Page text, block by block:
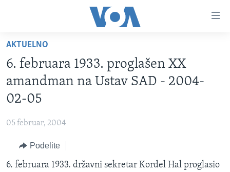
glavni
sadržaj
na
glavnu
Idi
pretragu
NASLOVNA
AMERIKA
GLOBALNE TEME
EKONOMIJA
NAUKA I TEHNOLOGIJA
TV PROGRAM
IZ AMERIKE
Learning English
PRATITE NAS
AKTUELNO
6. februara 1933. proglašen XX
amandman na Ustav SAD - 2004-
02-05
05 februar, 2004
Podelite
6. februara 1933. državni sekretar Kordel Hal proglasio